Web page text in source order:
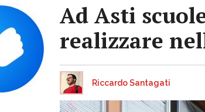
Ad Asti
realizzare
Riccardo Santagati